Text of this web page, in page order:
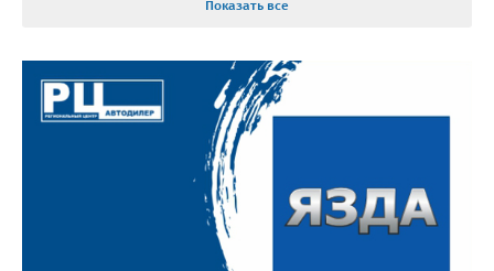
Показать все